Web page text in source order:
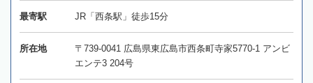
最寄駅 JR「西条駅」徒歩15分
所在地
〒739-0041 広島県東広島市西条町寺家5770-1 アンビ
エンテ3 204号